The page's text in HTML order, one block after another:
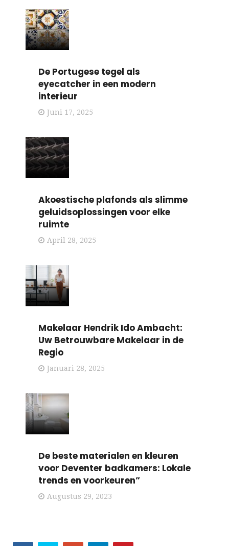
De Portugese tegel als
eyecatcher in een modern
interieur
Juni 17, 2025
Akoestische plafonds als slimme
geluidsoplossingen voor elke
ruimte
April 28, 2025
Makelaar Hendrik Ido Ambacht:
Uw Betrouwbare Makelaar in de
Regio
Januari 28, 2025
De beste materialen en kleuren
voor Deventer badkamers: Lokale
trends en voorkeuren”
Augustus 29, 2023